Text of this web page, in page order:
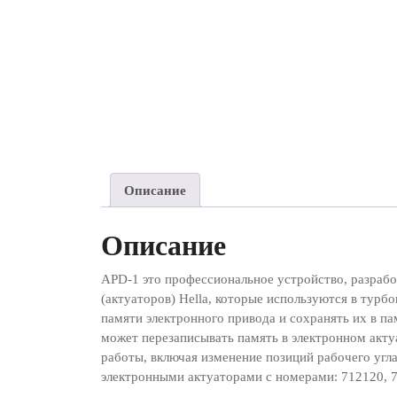
Описание
Описание
APD-1 это профессиональное устройство,
(актуаторов) Hella, которые используются в
памяти электронного привода и сохранять их в
может перезаписывать память в электронном
работы, включая изменение позиций рабочего
электронными актуаторами с номерами: 712120,